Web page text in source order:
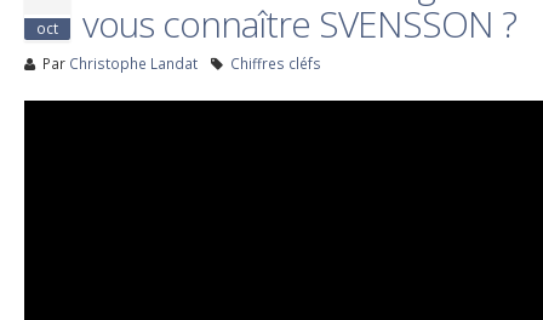
oct
vous connaître SVENSSON ?
Par Christophe Landat Chiffres cléfs